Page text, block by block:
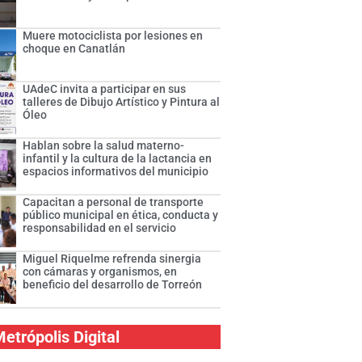
Muere motociclista por lesiones en
choque en Canatlán
UAdeC invita a participar en sus
talleres de Dibujo Artístico y Pintura al
Óleo
Hablan sobre la salud materno-
infantil y la cultura de la lactancia en
espacios informativos del municipio
Capacitan a personal de transporte
público municipal en ética, conducta y
responsabilidad en el servicio
Miguel Riquelme refrenda sinergia
con cámaras y organismos, en
beneficio del desarrollo de Torreón
Digital